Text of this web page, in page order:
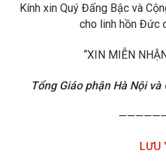
Kính xin Quý Đấng Bậc và
cho linh hồn Đức
“XIN MIỄN
Tổng Giáo phận Hà Nội
LƯU